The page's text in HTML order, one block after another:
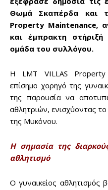
Θωμά Σκαπέρδα και
Property Maintenance,
και έμπρακτη
ομάδα του συλλόγου.
Η LMT VILLAS Property
επίσημο χορηγό της
της παρουσία να
αθλητριών, ενισχύοντας
της Μυκόνου.
Η σημασία της
αθλητισμό
Ο γυναικείος αθλητισμός